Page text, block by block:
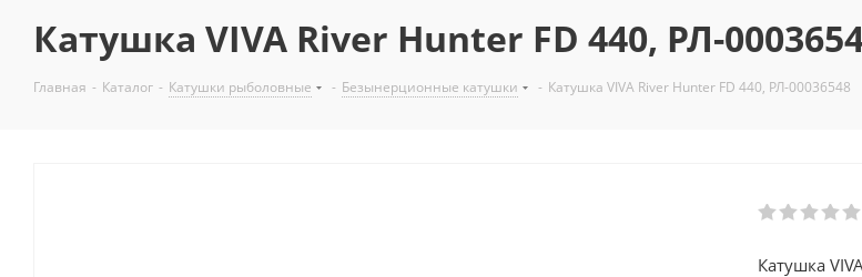
Катушка VIVA River Hunter FD 440, РЛ-
Главная - Каталог - Катушки рыболовные - Безынерционные катушки - Катушка VIVA River Hunter FD 440, РЛ-00036548
Катушка